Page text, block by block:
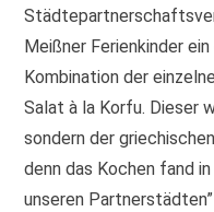
Meißner Ferienkinder
Kombination der
Salat à la Korfu. Dieser
sondern der
denn das Kochen fand
unseren